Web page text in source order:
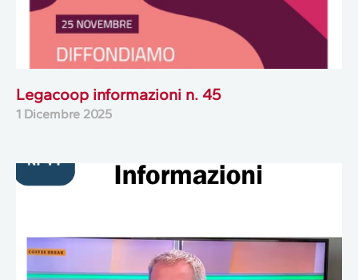
Legacoop informazioni n. 45
1 Dicembre 2025